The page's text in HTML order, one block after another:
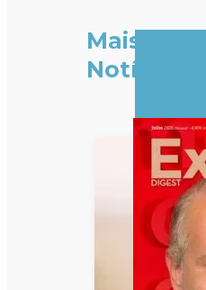
Mais
Notícias